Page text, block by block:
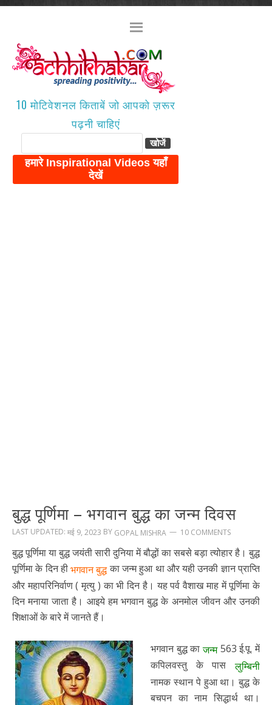
10 मोटिवेशनल किताबें जो आपको ज़रूर
पढ़नी चाहिएं
बुद्ध पूर्णिमा – भगवान बुद्ध का जन्म दिवस
LAST UPDATED: मई 9, 2023 BY GOPAL MISHRA 10 COMMENTS
बुद्ध पूर्णिमा या बुद्ध जयंती सारी दुनिया में बौद्धों का सबसे बड़ा त्योहार है। बुद्ध
पूर्णिमा के दिन हीभगवान बुद्धका जन्म हुआ था और यही उनकी ज्ञान प्राप्ति
और महापरिनिर्वाण ( मृत्यु ) का भी दिन है। यह पर्व वैशाख माह में पूर्णिमा के
दिन मनाया जाता है। आइये हम भगवान बुद्ध के अनमोल जीवन और उनकी
शिक्षाओं के बारे में जानते हैं।
भगवान बुद्ध काजन्म563 ई.पू. में
कपिलवस्तु के पासलुम्बिनी
नामक स्थान पे हुआ था। बुद्ध के
बचपन का नाम सिद्धार्थ था।